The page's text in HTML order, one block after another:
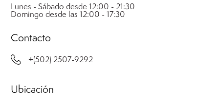
Lunes - Sábado desde 12:00 - 21:30
Domingo desde las 12:00 - 17:30
Contacto
+(502) 2507-9292
Ubicación